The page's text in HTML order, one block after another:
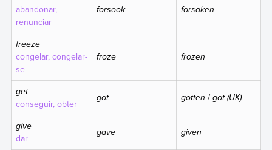
abandonar,
renunciar
forsook forsaken
freeze
congelar, congelar-
se
froze frozen
get
conseguir, obter got gotten / got (UK)
give
dar gave given